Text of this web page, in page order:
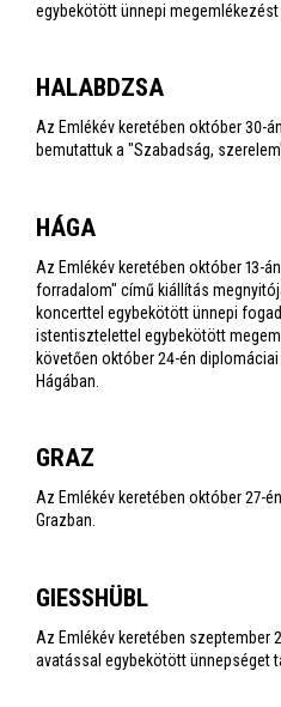
egybekötött ünnepi megemlékezést
HALABDZSA
Az Emlékév keretében október 30-
bemutattuk a "Szabadság,
HÁGA
Az Emlékév keretében október 13-
forradalom" című kiállítás
koncerttel egybekötött ünnepi
istentisztelettel egybekötött
követően október 24-én
Hágában.
GRAZ
Az Emlékév keretében október 27-
Grazban.
GIESSHÜBL
Az Emlékév keretében szeptember
avatással egybekötött ünnepséget